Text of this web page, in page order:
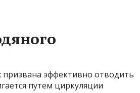
эффективно отводить
путем циркуляции